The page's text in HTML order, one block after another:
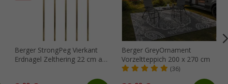
Berger StrongPeg Vierkant
Erdnagel Zelthering 22 cm aus
Berger GreyOrnament
Vorzeltteppich 200 x 270 cm
(36)